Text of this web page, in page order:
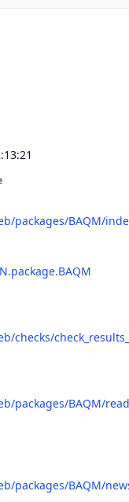
packages/BAQM/
checks/
packages/BAQM/
packages/BAQM/